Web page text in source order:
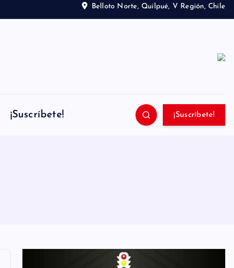
Belloto Norte, Quilpué, V Región, Chile
¡Suscríbete! ¡Suscríbete!